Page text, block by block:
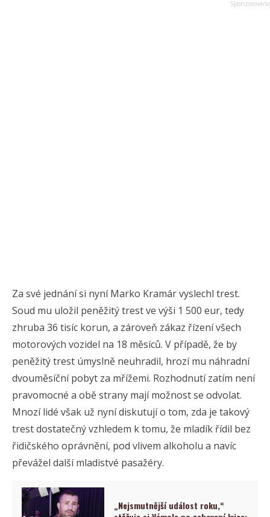
Za své jednání si nyní Marko Kramár vyslechl trest.
Soud mu uložil peněžitý trest ve výši 1 500 eur, tedy
zhruba 36 tisíc korun, a zároveň zákaz řízení všech
motorových vozidel na 18 měsíců. V případě, že by
peněžitý trest úmyslně neuhradil, hrozí mu náhradní
dvouměsíční pobyt za mřížemi. Rozhodnutí zatím není
pravomocné a obě strany mají možnost se odvolat.
Mnozí lidé však už nyní diskutují o tom, zda je takový
trest dostatečný vzhledem k tomu, že mladík řídil bez
řidičského oprávnění, pod vlivem alkoholu a navíc
převážel další mladistvé pasažéry.
„Nejsmutnější událost roku,“